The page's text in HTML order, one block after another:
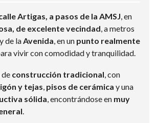
Artigas, a pasos de la AMSJ , en
de excelente vecindad , a metros
de la Avenida , en un punto realmente
vivir con comodidad y tranquilidad.
de construcción tradicional , con
y tejas pisos de cerámica y una
sólida , encontrándose en muy